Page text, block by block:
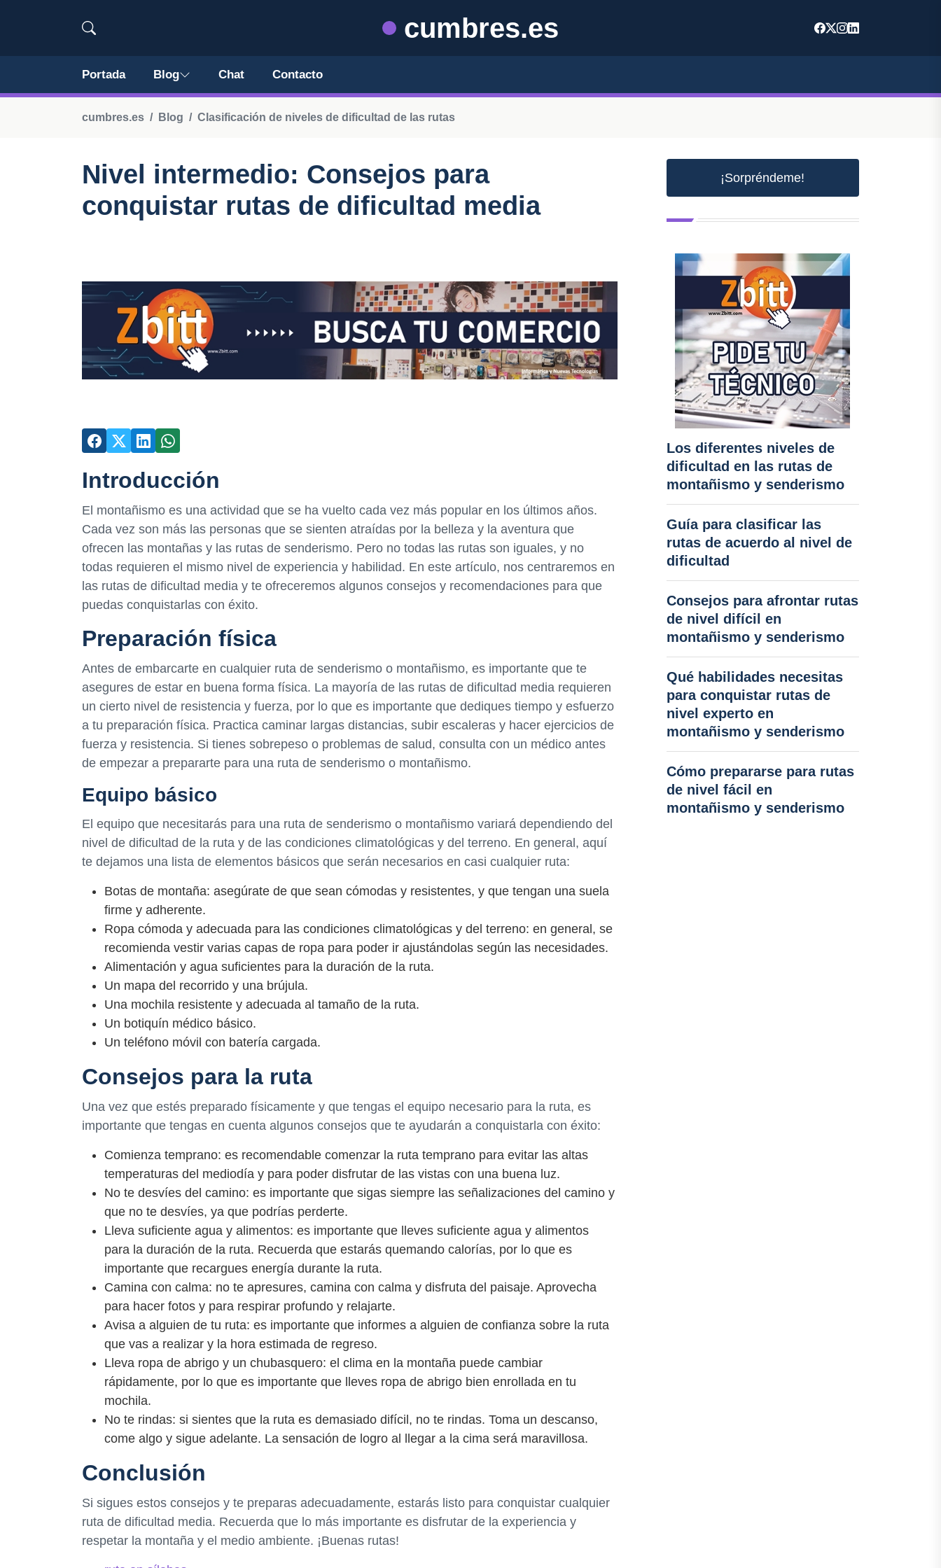
cumbres.es
Portada Blog Chat Contacto
cumbres.es Blog Clasificación de niveles de dificultad de las rutas
Nivel intermedio: Consejos para
conquistar rutas de dificultad media
Introducción
El montañismo es una actividad que se ha vuelto cada vez más popular en los últimos años.
Cada vez son más las personas que se sienten atraídas por la belleza y la aventura que
ofrecen las montañas y las rutas de senderismo. Pero no todas las rutas son iguales, y no
todas requieren el mismo nivel de experiencia y habilidad. En este artículo, nos centraremos en
las rutas de dificultad media y te ofreceremos algunos consejos y recomendaciones para que
puedas conquistarlas con éxito.
Preparación física
Antes de embarcarte en cualquier ruta de senderismo o montañismo, es importante que te
asegures de estar en buena forma física. La mayoría de las rutas de dificultad media requieren
un cierto nivel de resistencia y fuerza, por lo que es importante que dediques tiempo y esfuerzo
a tu preparación física. Practica caminar largas distancias, subir escaleras y hacer ejercicios de
fuerza y resistencia. Si tienes sobrepeso o problemas de salud, consulta con un médico antes
de empezar a prepararte para una ruta de senderismo o montañismo.
Equipo básico
El equipo que necesitarás para una ruta de senderismo o montañismo variará dependiendo del
nivel de dificultad de la ruta y de las condiciones climatológicas y del terreno. En general, aquí
te dejamos una lista de elementos básicos que serán necesarios en casi cualquier ruta:
Botas de montaña: asegúrate de que sean cómodas y resistentes, y que tengan una suela
firme y adherente.
Ropa cómoda y adecuada para las condiciones climatológicas y del terreno: en general, se
recomienda vestir varias capas de ropa para poder ir ajustándolas según las necesidades.
Alimentación y agua suficientes para la duración de la ruta.
Un mapa del recorrido y una brújula.
Una mochila resistente y adecuada al tamaño de la ruta.
Un botiquín médico básico.
Un teléfono móvil con batería cargada.
Consejos para la ruta
Una vez que estés preparado físicamente y que tengas el equipo necesario para la ruta, es
importante que tengas en cuenta algunos consejos que te ayudarán a conquistarla con éxito:
Comienza temprano: es recomendable comenzar la ruta temprano para evitar las altas
temperaturas del mediodía y para poder disfrutar de las vistas con una buena luz.
No te desvíes del camino: es importante que sigas siempre las señalizaciones del camino y
que no te desvíes, ya que podrías perderte.
Lleva suficiente agua y alimentos: es importante que lleves suficiente agua y alimentos
para la duración de la ruta. Recuerda que estarás quemando calorías, por lo que es
importante que recargues energía durante la ruta.
Camina con calma: no te apresures, camina con calma y disfruta del paisaje. Aprovecha
para hacer fotos y para respirar profundo y relajarte.
Avisa a alguien de tu ruta: es importante que informes a alguien de confianza sobre la ruta
que vas a realizar y la hora estimada de regreso.
Lleva ropa de abrigo y un chubasquero: el clima en la montaña puede cambiar
rápidamente, por lo que es importante que lleves ropa de abrigo bien enrollada en tu
mochila.
No te rindas: si sientes que la ruta es demasiado difícil, no te rindas. Toma un descanso,
come algo y sigue adelante. La sensación de logro al llegar a la cima será maravillosa.
Conclusión
Si sigues estos consejos y te preparas adecuadamente, estarás listo para conquistar cualquier
ruta de dificultad media. Recuerda que lo más importante es disfrutar de la experiencia y
respetar la montaña y el medio ambiente. ¡Buenas rutas!
¡Sorpréndeme!
Los diferentes niveles de
dificultad en las rutas de
montañismo y senderismo
Guía para clasificar las
rutas de acuerdo al nivel de
dificultad
Consejos para afrontar rutas
de nivel difícil en
montañismo y senderismo
Qué habilidades necesitas
para conquistar rutas de
nivel experto en
montañismo y senderismo
Cómo prepararse para rutas
de nivel fácil en
montañismo y senderismo